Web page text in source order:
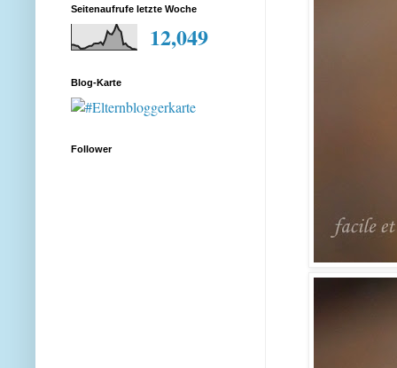
Seitenaufrufe letzte Woche
12,049
Blog-Karte
Follower